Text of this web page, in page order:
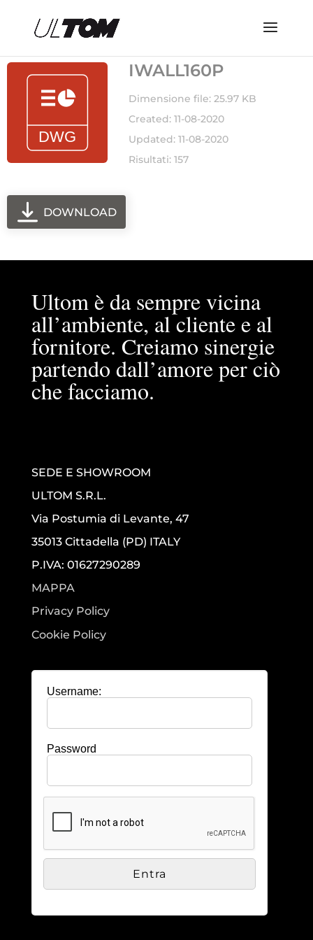
IWALL160P
Dimensione file: 25.97 KB
Created: 11-08-2020
Updated: 11-08-2020
Risultati: 157
DOWNLOAD
Ultom è da sempre vicina
all’ambiente, al cliente e al
fornitore. Creiamo sinergie
partendo dall’amore per ciò
che facciamo.
SEDE E SHOWROOM
ULTOM S.R.L.
Via Postumia di Levante, 47
35013 Cittadella (PD) ITALY
P.IVA: 01627290289
MAPPA
Privacy Policy
Cookie Policy
Username:
Password